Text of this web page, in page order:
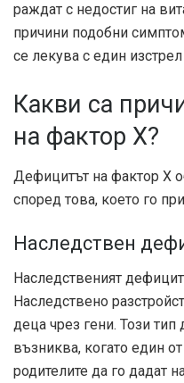
раждат с недостиг на
причини подобни
се лекува с един
Какви са
на фактор X?
Дефицитът на фактор X
според това, което го
Наследствен
Наследственият
Наследствено
деца чрез гени. Този
възниква, когато един
родителите да го дадат